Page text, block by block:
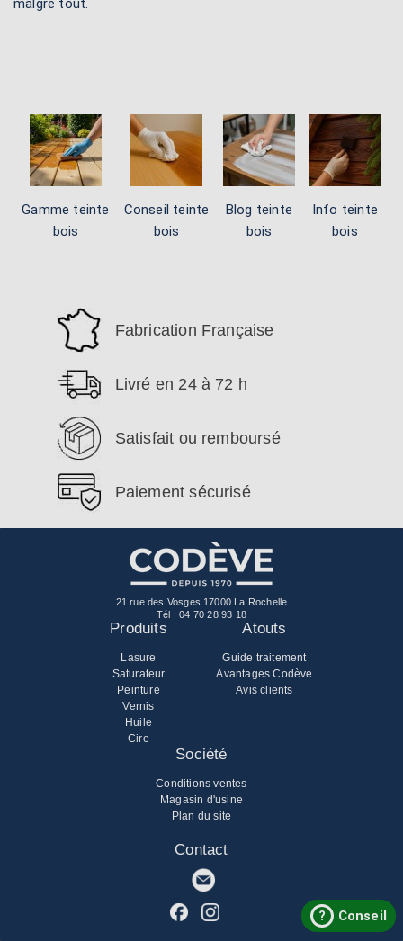
malgré tout.
Gamme teinte
bois
Conseil teinte
bois
Blog teinte
bois
Info teinte
bois
Fabrication Française
Livré en 24 à 72 h
Satisfait ou remboursé
Paiement sécurisé
21 rue des Vosges 17000 La Rochelle
Tél :04 70 28 93 18
Produits
Lasure
Saturateur
Peinture
Vernis
Huile
Cire
Atouts
Guide traitement
Avantages Codève
Avis clients
Société
Conditions ventes
Magasin d'usine
Plan du site
Contact
? Conseil